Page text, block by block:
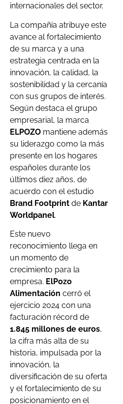
internacionales del sector.
La compañía atribuye este
avance al fortalecimiento
de su marca y a una
estrategia centrada en la
innovación, la calidad, la
sostenibilidad y la cercanía
con sus grupos de interés.
Según destaca el grupo
empresarial, la marca
ELPOZO mantiene además
su liderazgo como la más
presente en los hogares
españoles durante los
últimos diez años, de
acuerdo con el estudio
Brand Footprint de Kantar
Worldpanel.
Este nuevo
reconocimiento llega en
un momento de
crecimiento para la
empresa. ElPozo
Alimentación cerró el
ejercicio 2024 con una
facturación récord de
1.845 millones de euros,
la cifra más alta de su
historia, impulsada por la
innovación, la
diversificación de su oferta
y el fortalecimiento de su
posicionamiento en el